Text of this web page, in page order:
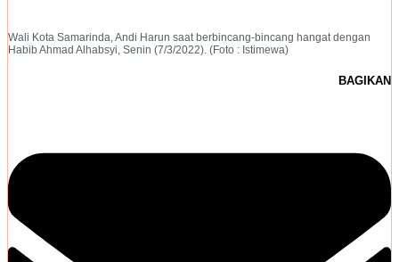
Wali Kota Samarinda, Andi Harun saat berbincang-bincang hangat dengan
Habib Ahmad Alhabsyi, Senin (7/3/2022). (Foto : Istimewa)
BAGIKAN